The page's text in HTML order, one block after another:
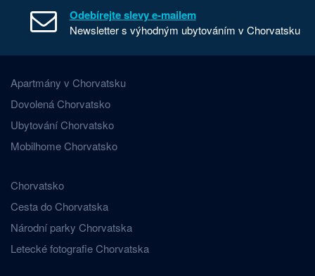
Odebírejte slevy e-mailem
Newsletter s výhodným ubytováním v Chorvatsku
Apartmány v Chorvatsku
Dovolená Chorvatsko
Ubytování Chorvatsko
Mobilhome Chorvatsko
Chorvatsko
Cesta do Chorvatska
Národní parky Chorvatska
Letecké fotografie Chorvatska